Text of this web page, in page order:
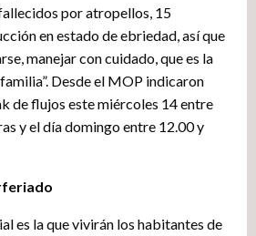
por atropellos, 15
en estado de ebriedad, así que
manejar con cuidado, que es la
Desde el MOP indicaron
de flujos este miércoles 14 entre
y el día domingo entre 12.00 y
es la que vivirán los habitantes de